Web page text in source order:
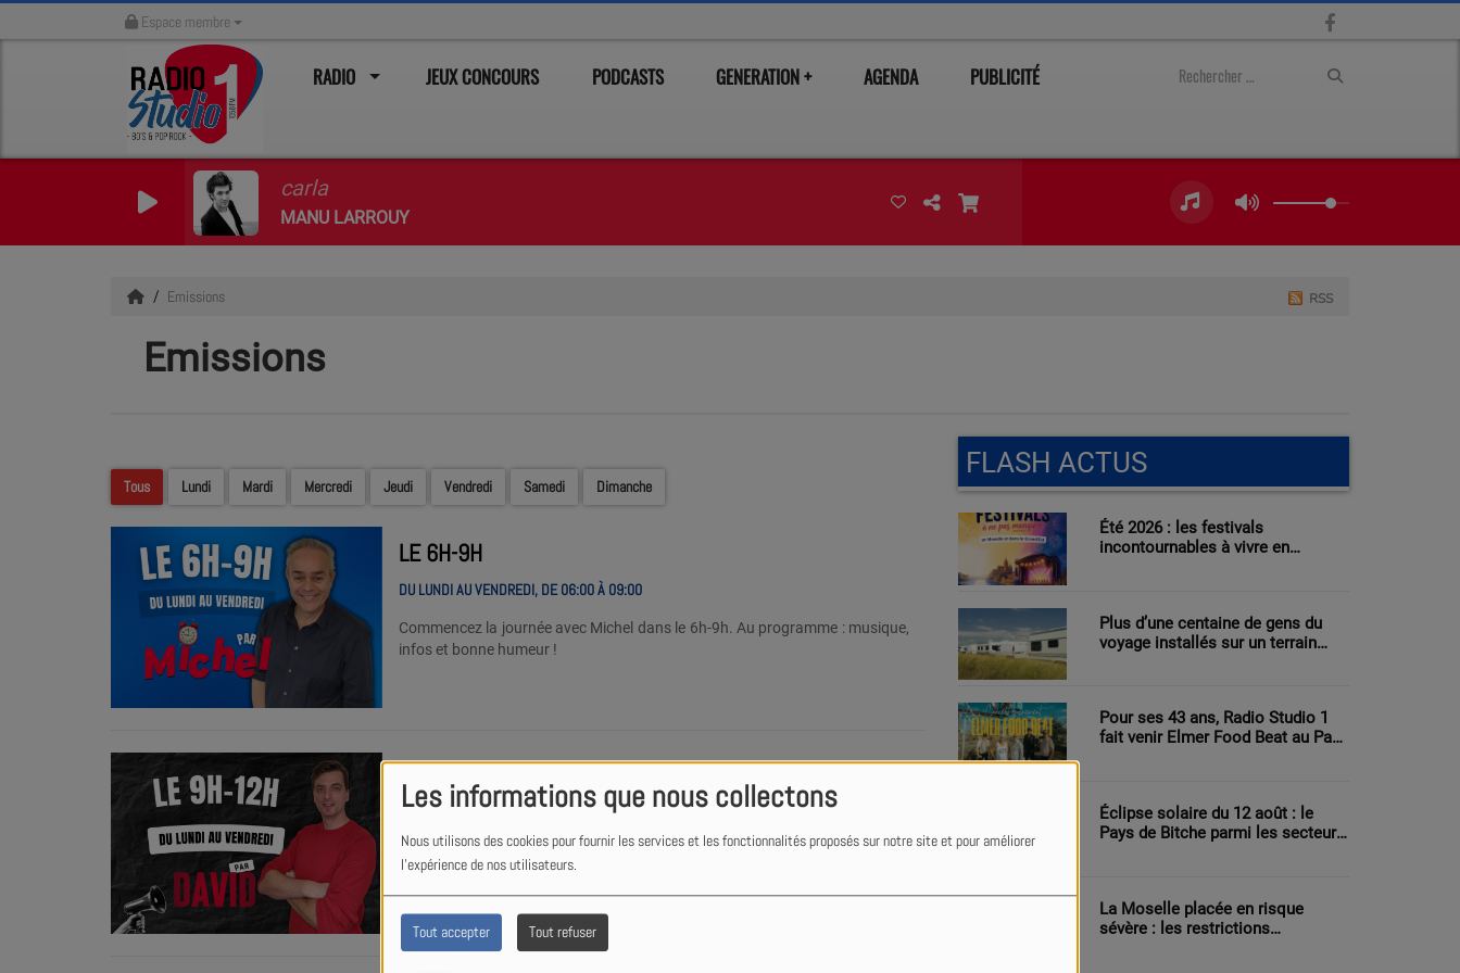
Les informations que nous collectons
Nous utilisons des cookies pour fournir les services et les fonctionnalités proposés sur notre site et pour améliorer
l'expérience de nos utilisateurs.
Tout accepter Tout refuser
Espace membre
RADIO JEUX CONCOURS PODCASTS GENERATION + AGENDA PUBLICITÉ
carla
MANU LARROUY
Emissions
Emissions
RSS
Tous Lundi Mardi Mercredi Jeudi Vendredi Samedi Dimanche
LE 6H-9H
DU LUNDI AU VENDREDI, DE 06:00 À 09:00
Commencez la journée avec Michel dans le 6h-9h. Au programme : musique,
infos et bonne humeur !
LE 9H-MIDI
DU LUNDI AU VENDREDI, DE 09:00 À 12:00
Retrouvez David du lundi au vendredi de 9h à midi !
FLASH ACTUS
Été 2026 : les festivals
incontournables à vivre en
Plus d’une centaine de gens du
voyage installés sur un terrain
Pour ses 43 ans, Radio Studio 1
fait venir Elmer Food Beat au Pays
Éclipse solaire du 12 août : le
Pays de Bitche parmi les secteurs
La Moselle placée en risque
sévère : les restrictions